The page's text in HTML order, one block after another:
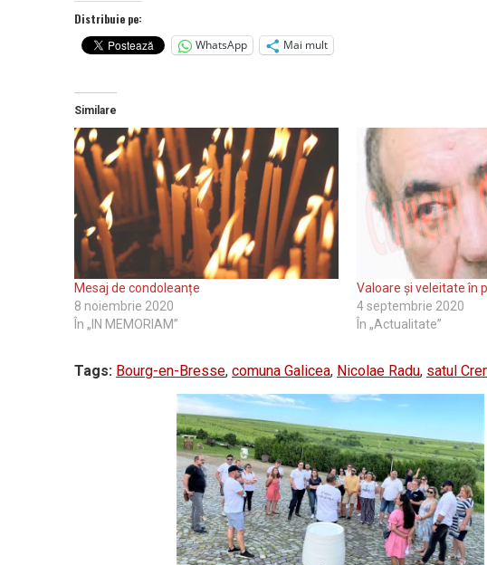
Distribuie pe:
WhatsApp
Mai mult
Similare
Mesaj de condoleanțe
8 noiembrie 2020
În „IN MEMORIAM”
Valoare şi veleitate în
4 septembrie 2020
În „Actualitate”
Tags: Bourg-en-Bresse, comuna Galicea, Nicolae Radu, satul